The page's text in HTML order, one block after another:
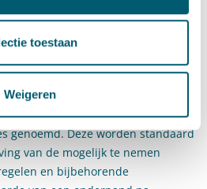
toestaan
Weigeren
in bestaande methodieken
van de
leefomgeving), het
die partijen in het
financieringsvormen, worden
genoemd. Deze worden standaard
van de mogelijk te nemen
en bijbehorende